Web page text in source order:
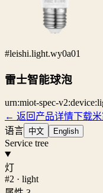
#leishi.light.wy0a01
雷士智能球泡
urn:miot-spec-
← 返回产品详情下载
语言 中文 English
Service tree
灯
#2 · light